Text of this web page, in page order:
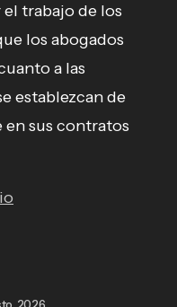
trabajo de los
los abogados
a las
establezcan de
en sus contratos